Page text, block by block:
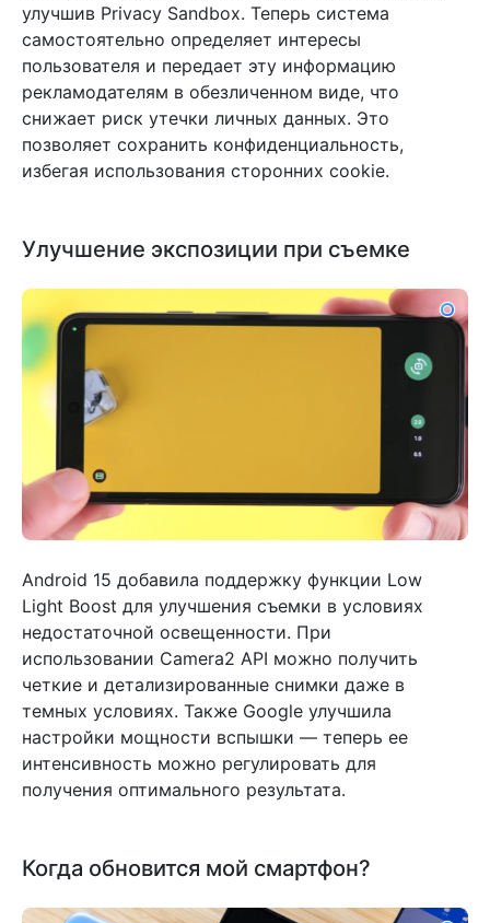
улучшив Privacy Sandbox. Теперь система
самостоятельно определяет интересы
пользователя и передает эту информацию
рекламодателям в обезличенном виде, что
снижает риск утечки личных данных. Это
позволяет сохранить конфиденциальность,
избегая использования сторонних cookie.
Улучшение экспозиции при съемке
Android 15 добавила поддержку функции Low
Light Boost для улучшения съемки в условиях
недостаточной освещенности. При
использовании Camera2 API можно получить
четкие и детализированные снимки даже в
темных условиях. Также Google улучшила
настройки мощности вспышки — теперь ее
интенсивность можно регулировать для
получения оптимального результата.
Когда обновится мой смартфон?